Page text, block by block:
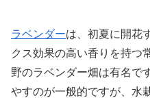
ラベンダーは、初夏に開花
クス効果の高い香りを持つ
野のラベンダー畑は有名で
やすのが一般的ですが、水